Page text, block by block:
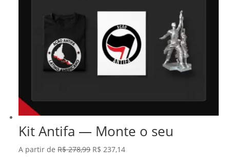
Kit Antifa — Monte o seu
A partir deR$278,99 O
R$ 237,14O